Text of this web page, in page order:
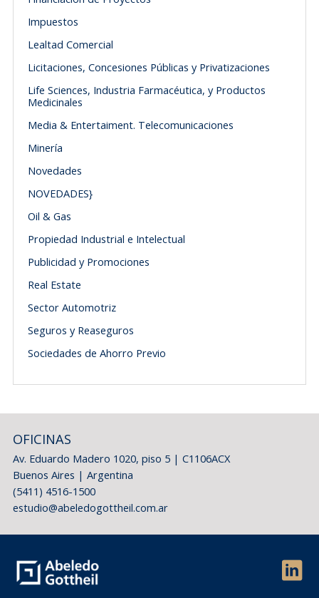
Impuestos
Lealtad Comercial
Licitaciones, Concesiones Públicas y Privatizaciones
Life Sciences, Industria Farmacéutica, y Productos
Medicinales
Media & Entertaiment. Telecomunicaciones
Minería
Novedades
NOVEDADES}
Oil & Gas
Propiedad Industrial e Intelectual
Publicidad y Promociones
Real Estate
Sector Automotriz
Seguros y Reaseguros
Sociedades de Ahorro Previo
OFICINAS
Av. Eduardo Madero 1020, piso 5 | C1106ACX
Buenos Aires | Argentina
(5411) 4516-1500
estudio@abeledogottheil.com.ar